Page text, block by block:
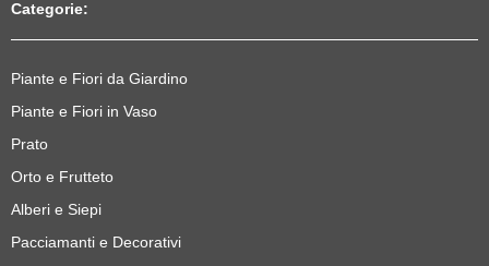
Categorie:
Piante e Fiori da Giardino
Piante e Fiori in Vaso
Prato
Orto e Frutteto
Alberi e Siepi
Pacciamanti e Decorativi